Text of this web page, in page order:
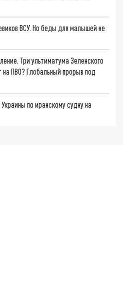
ВСУ. Но беды для малышей не
Три ультиматума Зеленского
ПВО? Глобальный прорыв под
по иранскому судну на